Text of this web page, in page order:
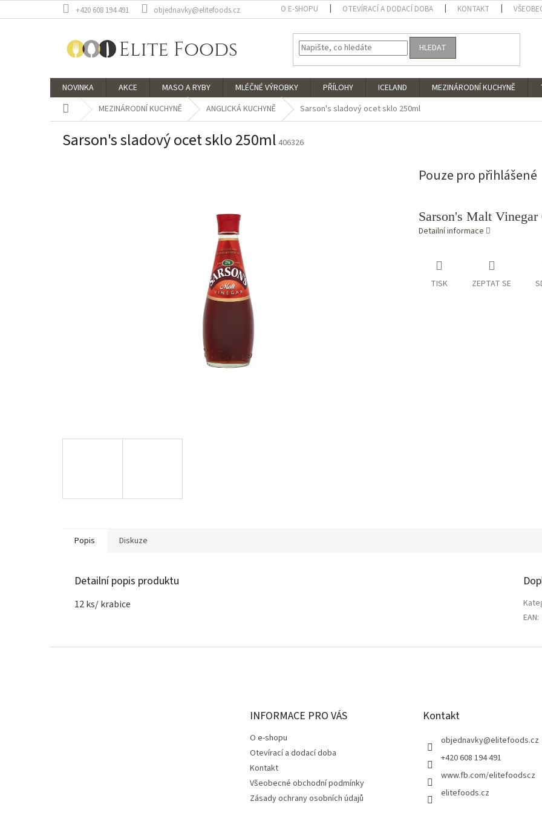
na
+420 608 194 491 objednavky@elitefoods.cz O E-SHOPU OTEVÍRACÍ A DODACÍ DOBA KONTAKT
HLEDAT
NOVINKA AKCE MASO A RYBY MLÉČNÉ VÝROBKY PŘÍLOHY ICELAND MEZINÁRODNÍ KUCHYNĚ
Domů MEZINÁRODNÍ KUCHYNĚ ANGLICKÁ KUCHYNĚ Sarson's sladový ocet sklo 250ml
Sarson's sladový ocet sklo 250ml 406326
Pouze pro přihlášené
Sarson's Malt
Detailní informace
TISK ZEPTAT SE
Popis Diskuze
Detailní popis produktu
12 ks/ krabice
EAN:
INFORMACE PRO VÁS
O e-shopu
Otevírací a dodací doba
Kontakt
Všeobecné obchodní podmínky
Zásady ochrany osobních údajů
Kontakt
objednavky@elitefoods.cz
+420 608 194 491
www.fb.com/elitefoodscz
elitefoods.cz